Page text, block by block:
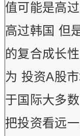
值可能是高
高过韩国 但
的复合成长
为 投资A股
于国际大多
把投资看远